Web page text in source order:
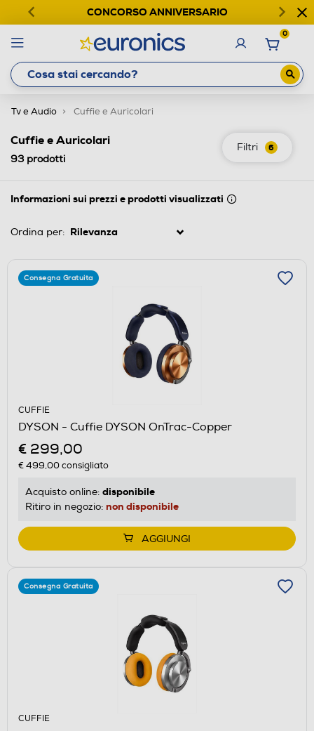
CONCORSO ANNIVERSARIO
0
Tv e Audio Cuffie e Auricolari
Filtri 6
Cuffie e Auricolari
93prodotti
Informazioni sui prezzi e prodotti visualizzati
Ordina per:
Consegna Gratuita
CUFFIE
DYSON - Cuffie DYSON OnTrac-Copper
€ 299,00
€ 499,00consigliato
Acquisto online: disponibile
Ritiro in negozio: non disponibile
AGGIUNGI
Consegna Gratuita
CUFFIE